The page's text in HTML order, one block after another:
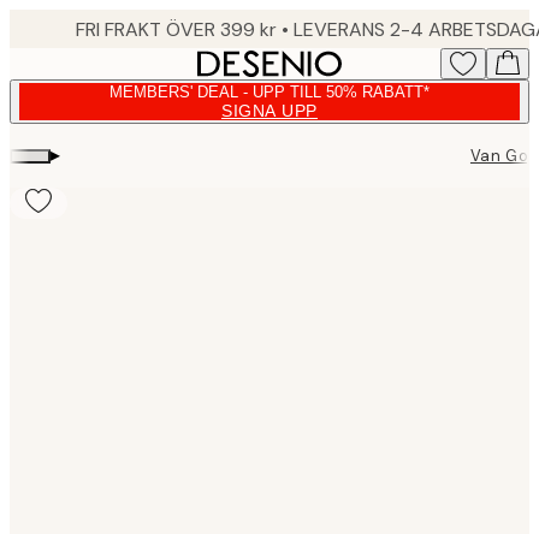
FRI FRAKT ÖVER 399 kr • LEVERANS 2-4
MEMBERS' DEAL - UPP TILL 50% RABATT*
SIGNA UPP
▸ Van